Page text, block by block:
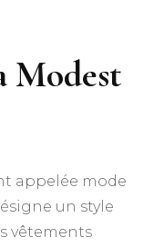
Modest
appelée mode
un style
vêtements